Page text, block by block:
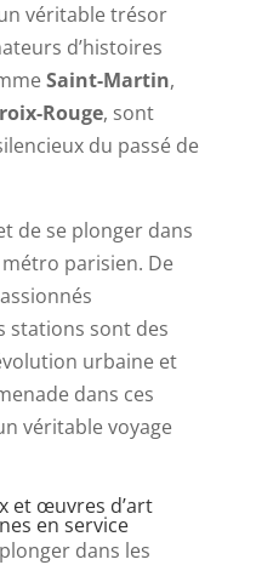
véritable trésor
d’histoires
Saint-Martin,
Rouge, sont
du passé de
de se plonger dans
parisien. De
stations sont des
urbaine et
dans ces
véritable voyage
et œuvres d’art
en service
dans les